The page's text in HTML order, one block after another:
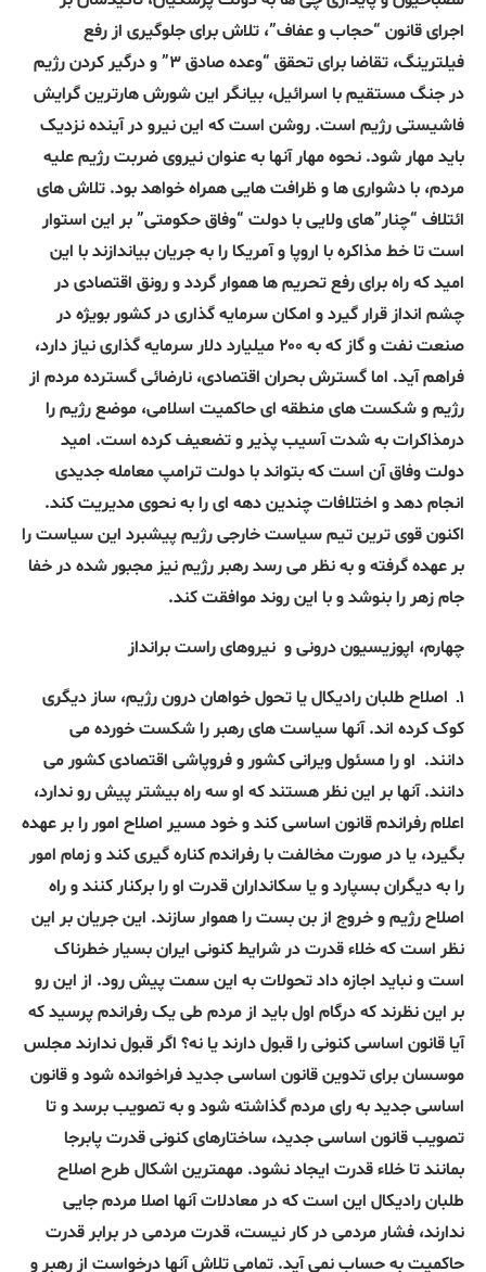
اجرای قانون “حجاب و عفاف”، تلاش برای جلوگیری از رفع
فیلترینگ، تقاضا برای تحقق “وعده صادق ۳” و درگیر کردن رژیم
در جنگ مستقیم با اسرائیل، بیانگر این شورش هارترین گرایش
فاشیستی رژیم است. روشن است که این نیرو در آینده نزدیک
باید مهار شود. نحوه مهار آنها به عنوان نیروی ضربت رژیم علیه
مردم، با دشواری ها و ظرافت هایی همراه خواهد بود. تلاش های
ائتلاف “چنار”های ولایی با دولت “وفاق حکومتی” بر این استوار
است تا خط مذاکره با اروپا و آمریکا را به جریان بیاندازند با این
امید که راه برای رفع تحریم ها هموار گردد و رونق اقتصادی در
چشم انداز قرار گیرد و امکان سرمایه گذاری در کشور بویژه در
صنعت نفت و گاز که به ۲۰۰ میلیارد دلار سرمایه گذاری نیاز دارد،
فراهم آید. اما گسترش بحران اقتصادی، نارضائی گسترده مردم از
رژیم و شکست های منطقه ای حاکمیت اسلامی، موضع رژیم را
درمذاکرات به شدت آسیب پذیر و تضعیف کرده است. امید
دولت وفاق آن است که بتواند با دولت ترامپ معامله جدیدی
انجام دهد و اختلافات چندین دهه ای را به نحوی مدیریت کند.
اکنون قوی ترین تیم سیاست خارجی رژیم پیشبرد این سیاست را
بر عهده گرفته و به نظر می رسد رهبر رژیم نیز مجبور شده در خفا
جام زهر را بنوشد و با این روند موافقت کند.
چهارم، اپوزیسیون درونی و نیروهای راست برانداز
۱ـ اصلاح طلبان رادیکال یا تحول خواهان درون رژیم، ساز دیگری
کوک کرده اند. آنها سیاست های رهبر را شکست خورده می
دانند. او را مسئول ویرانی کشور و فروپاشی اقتصادی کشور می
دانند. آنها بر این نظر هستند که او سه راه بیشتر پیش رو ندارد،
اعلام رفراندم قانون اساسی کند و خود مسیر اصلاح امور را بر عهده
بگیرد، یا در صورت مخالفت با رفراندم کناره گیری کند و زمام امور
را به دیگران بسپارد و یا سکانداران قدرت او را برکنار کنند و راه
اصلاح رژیم و خروج از بن بست را هموار سازند. این جریان بر این
نظر است که خلاء قدرت در شرایط کنونی ایران بسیار خطرناک
است و نباید اجازه داد تحولات به این سمت پیش رود. از این رو
بر این نظرند که درگام اول باید از مردم طی یک رفراندم پرسید که
آیا قانون اساسی کنونی را قبول دارند یا نه؟ اگر قبول ندارند مجلس
موسسان برای تدوین قانون اساسی جدید فراخوانده شود و قانون
اساسی جدید به رای مردم گذاشته شود و به تصویب برسد و تا
تصویب قانون اساسی جدید، ساختارهای کنونی قدرت پابرجا
بمانند تا خلاء قدرت ایجاد نشود. مهمترین اشکال طرح اصلاح
طلبان رادیکال این است که در معادلات آنها اصلا مردم جایی
ندارند، فشار مردمی در کار نیست، قدرت مردمی در برابر قدرت
حاکمیت به حساب نمی آید. تمامی تلاش آنها درخواست از رهبر و